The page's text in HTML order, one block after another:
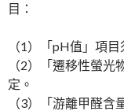
目：
（1）「pH值」項
（2）「遷移性螢
定。
（3）「游離甲醛